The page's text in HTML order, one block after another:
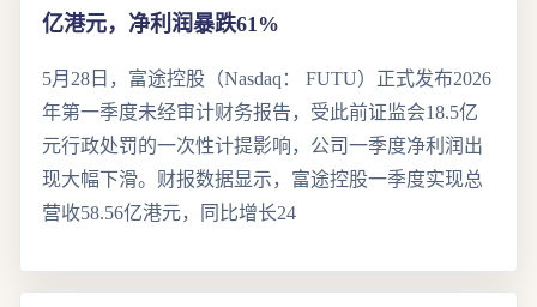
亿港元，净利润暴跌61%
5月28日，富途控股（Nasdaq： FUTU）正式发布2026
年第一季度未经审计财务报告，受此前证监会18.5亿
元行政处罚的一次性计提影响，公司一季度净利润出
现大幅下滑。财报数据显示，富途控股一季度实现总
营收58.56亿港元，同比增长24